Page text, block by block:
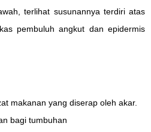
terlihat susunannya terdiri atas
pembuluh angkut dan epidermis
makanan yang diserap oleh akar.
bagi tumbuhan